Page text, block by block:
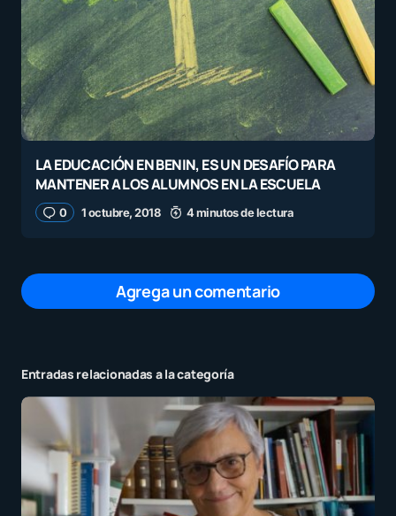
LA EDUCACIÓN EN BENIN, ES UN DESAFÍO PARA
MANTENER A LOS ALUMNOS EN LA ESCUELA
0 1 octubre, 2018 4 minutos de lectura
Agrega un comentario
Tu dirección de correo electrónico no será
publicada.
Los campos obligatorios están
marcados con
Mensaje*
Entradas relacionadas a la categoría